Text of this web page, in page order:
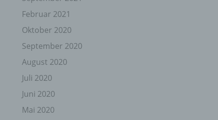
Februar 2021
Oktober 2020
September 2020
August 2020
Juli 2020
Juni 2020
Mai 2020